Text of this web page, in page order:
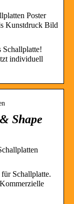
Poster
Kunstdruck Bild
Schallplatte!
individuell
Shape
Schallplatte.